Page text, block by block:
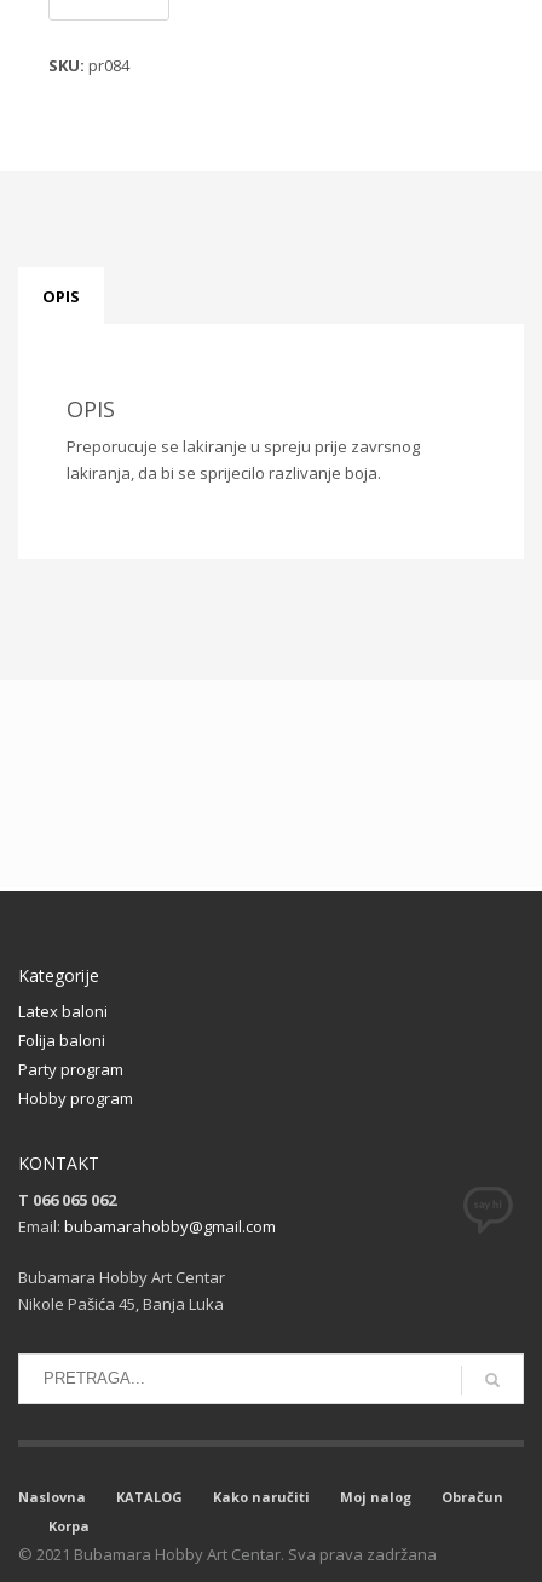
21x30cm
količina
SKU: pr084
OPIS
OPIS
Preporucuje se lakiranje u spreju prije zavrsnog
lakiranja, da bi se sprijecilo razlivanje boja.
Kategorije
Latex baloni
Folija baloni
Party program
Hobby program
KONTAKT
T 066 065 062
Email: bubamarahobby@gmail.com
Bubamara Hobby Art Centar
Nikole Pašića 45, Banja Luka
Naslovna KATALOG Kako naručiti Moj nalog
Obračun
Korpa
© 2021 Bubamara Hobby Art Centar. Sva prava zadržana